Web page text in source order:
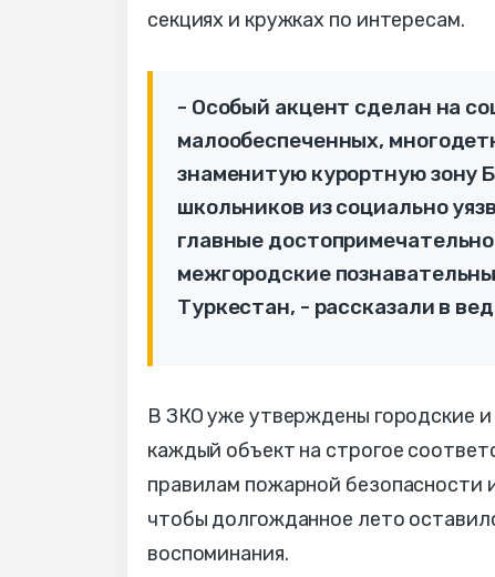
секциях и кружках по интересам.
- Особый акцент сделан на
малообеспеченных,
знаменитую курортную зону
школьников из социально
главные
межгородские
Туркестан, - рассказали в
В ЗКО уже утверждены городские
каждый объект на строгое
правилам пожарной
чтобы долгожданное лето
воспоминания.